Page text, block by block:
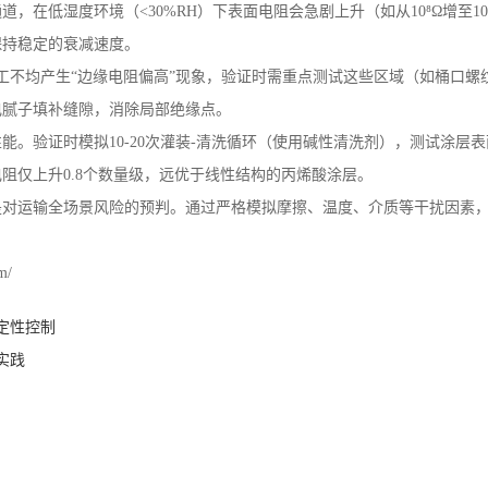
，在低湿度环境（<30%RH）下表面电阻会急剧上升（如从10⁸Ω增至10
稳定的衰减速度。
均产生“边缘电阻偏高”现象，验证时需重点测试这些区域（如桶口
子填补缝隙，消除局部绝缘点。
。验证时模拟10-20次灌装-清洗循环（使用碱性清洗剂），测试涂层
仅上升0.8个数量级，远优于线性结构的丙烯酸涂层。
运输全场景风险的预判。通过严格模拟摩擦、温度、介质等干扰因素
性控制
践